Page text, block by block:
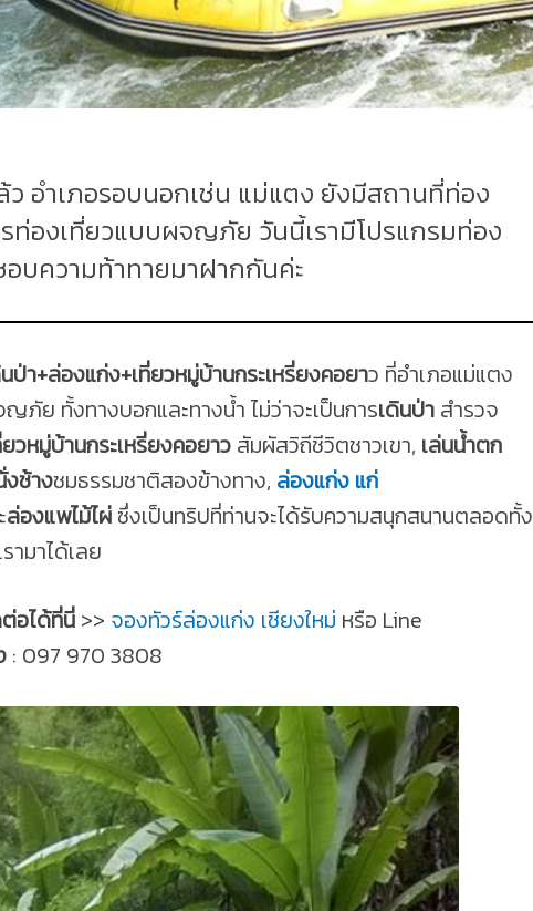
ว อำเภอรอบนอกเช่น แม่แตง ยังมีสถานที่ท่อง
ท่องเที่ยวแบบผจญภัย วันนี้เรามีโปรแกรมท่อง
บความท้าทายมาฝากกันค่ะ
ป่า+ล่องแก่ง+เที่ยวหมู่บ้านกระเหรี่ยงคอยาว ที่อำเภอแม่แตง
ญภัย ทั้งทางบอกและทางน้ำ ไม่ว่าจะเป็นการเดินป่า สำรวจ
ยวหมู่บ้านกระเหรี่ยงคอยาว สัมผัสวิถีชีวิตชาวเขา, เล่นน้ำตก
งช้างชมธรรมชาติสองข้างทาง, ล่องแก่ง แก่
ล่องแพไม้ไผ่ ซึ่งเป็นทริปที่ท่านจะได้รับความสนุกสนานตลอดทั้ง
ามาได้เลย
อได้ที่นี่ >> จองทัวร์ล่องแก่ง เชียงใหม่ หรือ Line
: 097 970 3808